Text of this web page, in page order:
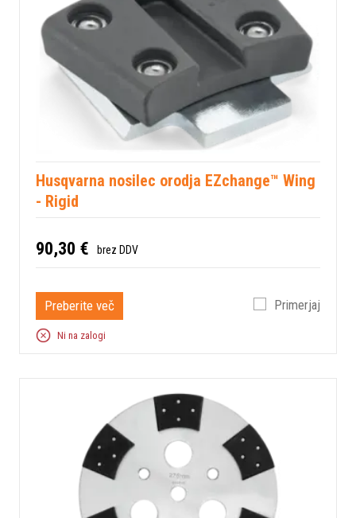
Husqvarna nosilec orodja EZchange™ Wing
- Rigid
90,30 € brez DDV
Preberite več Primerjaj
Ni na zalogi